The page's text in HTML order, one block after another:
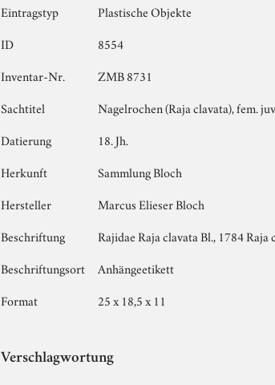
Eintragstyp
Plastische Objekte
ID
8554
Inventar-Nr.
ZMB 8731
Sachtitel
Nagelrochen (Raja clavata), fem.
Datierung
18. Jh.
Herkunft
Sammlung Bloch
Hersteller
Marcus Elieser Bloch
Beschriftung
Rajidae Raja clavata Bl., 1784
Beschriftungsort
Anhängeetikett
Format
25 x 18,5 x 11
Verschlagwortung